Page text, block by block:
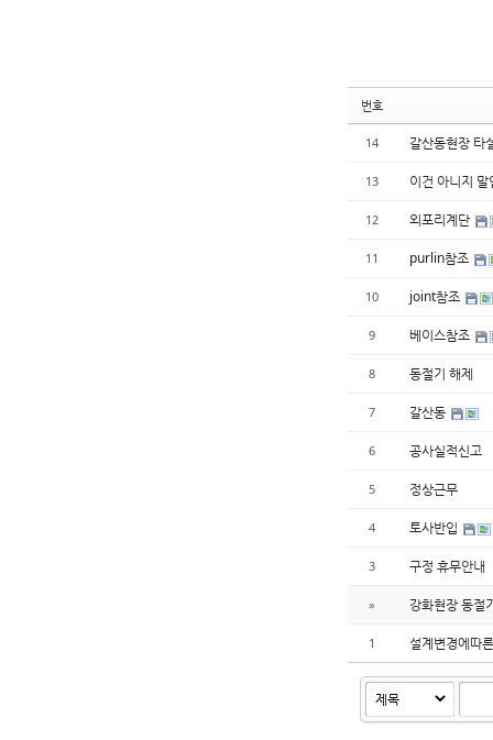
번호
14 갈산동현장 타
13 이건 아니지
12 외포리계단
11 purlin참조
10 joint참조
9 베이스참조
8 동절기 해제
7 갈산동
6 공사실적신고
5 정상근무
4 토사반입
3 구정 휴무안내
» 강화현장 동절
1 설계변경에따